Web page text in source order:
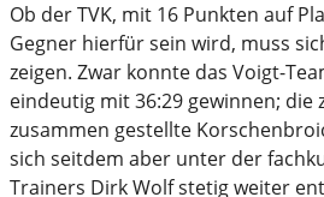
Ob der TVK, mit 16 Punkten auf
Gegner hierfür sein wird, muss
zeigen. Zwar konnte das Voigt-
eindeutig mit 36:29 gewinnen; die
zusammen gestellte
sich seitdem aber unter der
Trainers Dirk Wolf stetig weiter